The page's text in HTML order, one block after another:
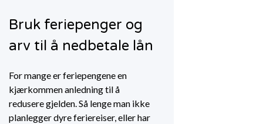
Bruk feriepenger og
arv til å nedbetale lån
For mange er feriepengene en
kjærkommen anledning til å
redusere gjelden. Så lenge man ikke
planlegger dyre feriereiser, eller har